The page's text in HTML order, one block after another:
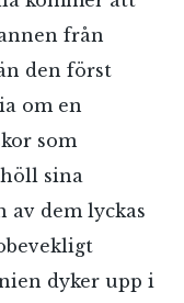
från
den först
om en
som
sina
av dem lyckas
dyker upp i